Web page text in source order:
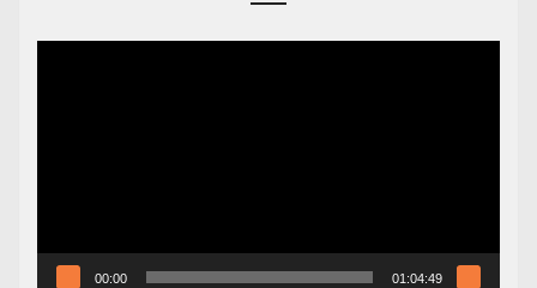
00:00 01:04:49